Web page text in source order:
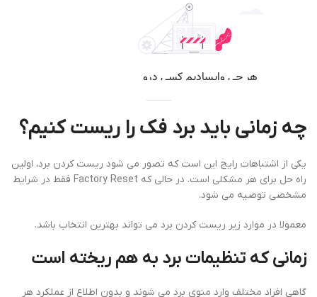
چه زمانی باید برد فک را ریست کنیم؟
یکی از اشتباهات رایج این است که تصور می شود ریست کردن برد، اولین
راه حل برای هر مشکلی است. در حالی که Factory Reset فقط در شرایط
مشخصی توصیه می شود.
معمولا در موارد زیر ریست کردن برد می تواند بهترین انتخاب باشد.
زمانی که تنظیمات برد به هم ریخته است
گاهی افراد مختلف وارد منوی برد می شوند و بدون اطلاع از عملکرد هر